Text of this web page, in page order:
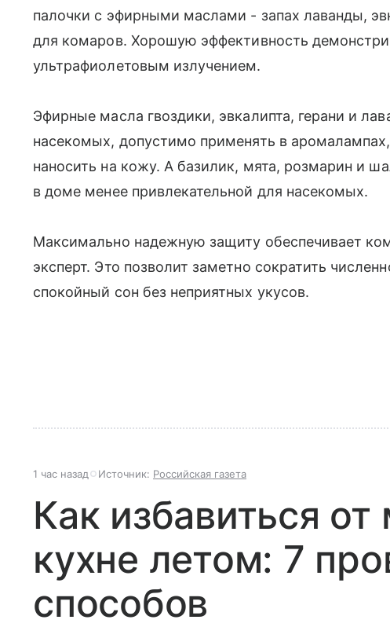
палочки с эфирными маслами - запах лаванды,
для комаров. Хорошую эффективность
ультрафиолетовым излучением.
Эфирные масла гвоздики, эвкалипта, герани и
насекомых, допустимо применять в
наносить на кожу. А базилик, мята, розмарин и
в доме менее привлекательной для насекомых.
Максимально надежную защиту обеспечивает
эксперт. Это позволит заметно сократить
спокойный сон без неприятных укусов.
1 час назад Источник: Российская газета
Как избавиться
кухне летом: 7
способов